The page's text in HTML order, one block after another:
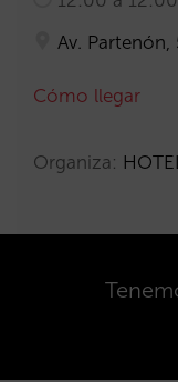
Av.
Cómo llegar
Organiza: